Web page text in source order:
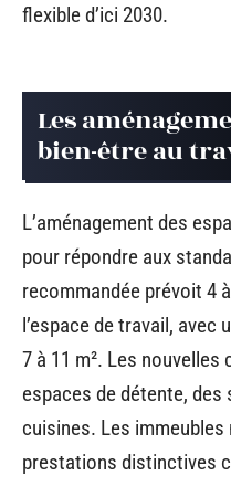
flexible d’ici 2030.
Les
bien-être au
L’aménagement des
pour répondre aux
recommandée prévoit 4
l’espace de travail,
7 à 11 m². Les
espaces de détente,
cuisines. Les
prestations distinctives